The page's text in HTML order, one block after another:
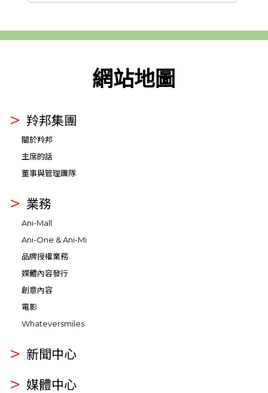
網站地圖
羚邦集團
關於羚邦
主席的話
董事與管理團隊
業務
Ani-Mall
Ani-One & Ani-Mi
品牌授權業務
媒體內容發行
創意內容
電影
Whateversmiles
新聞中心
媒體中心